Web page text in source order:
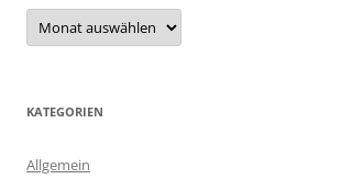
Archiv
KATEGORIEN
Allgemein